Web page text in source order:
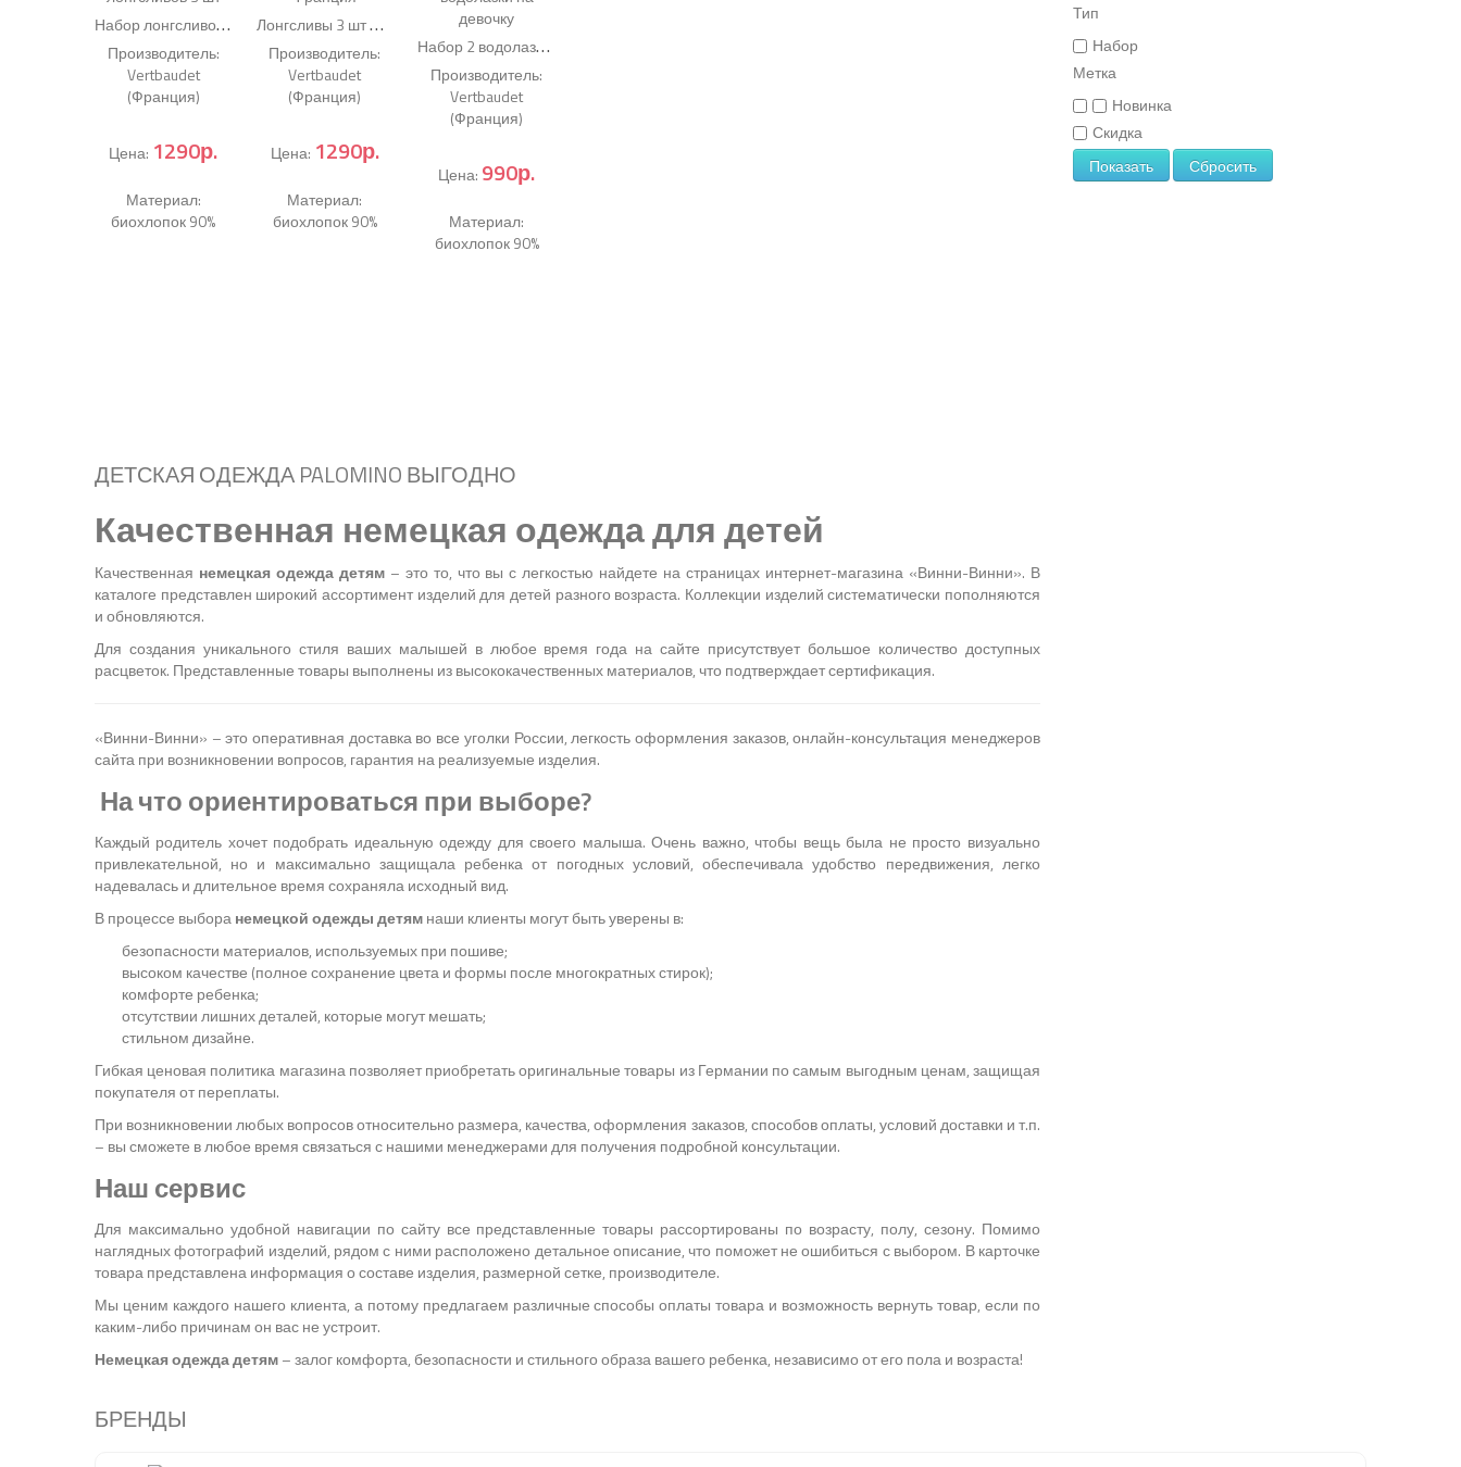
Н
абор лонгсливов 3 шт (Код:8184)
Производитель:
Vertbaudet
(Франция)
Цена: 1290р.
Материал:
биохлопок 90%
Л
онгсливы 3 шт Франция (Код:8126)
Производитель:
Vertbaudet
(Франция)
Цена: 1290р.
Материал:
биохлопок 90%
Н
абор 2 водолазки на девочку
Производитель:
Vertbaudet
(Франция)
Цена: 990р.
Материал:
биохлопок 90%
ДЕТСКАЯ ОДЕЖДА PALOMINO ВЫГОДНО
Качественная немецкая одежда для детей
Качественная немецкая одежда детям– это то, что вы с легкостью найдете на страницах интернет-магазина «Винни-Винни». В
каталоге представлен широкий ассортимент изделий для детей разного возраста. Коллекции изделий систематически пополняются
и обновляются.
Для создания уникального стиля ваших малышей в любое время года на сайте присутствует большое количество доступных
расцветок. Представленные товары выполнены из высококачественных материалов, что подтверждает сертификация.
«Винни-Винни» – это оперативная доставка во все уголки России, легкость оформления заказов, онлайн-консультация менеджеров
сайта при возникновении вопросов, гарантия на реализуемые изделия.
На что ориентироваться при выборе?
Каждый родитель хочет подобрать идеальную одежду для своего малыша. Очень важно, чтобы вещь была не просто визуально
привлекательной, но и максимально защищала ребенка от погодных условий, обеспечивала удобство передвижения, легко
надевалась и длительное время сохраняла исходный вид.
В процессе выборанемецкой одежды детямнаши клиенты могут быть уверены в:
безопасности материалов, используемых при пошиве;
высоком качестве (полное сохранение цвета и формы после многократных стирок);
комфорте ребенка;
отсутствии лишних деталей, которые могут мешать;
стильном дизайне.
Гибкая ценовая политика магазина позволяет приобретать оригинальные товары из Германии по самым выгодным ценам, защищая
покупателя от переплаты.
При возникновении любых вопросов относительно размера, качества, оформления заказов, способов оплаты, условий доставки и т.п.
– вы сможете в любое время связаться с нашими менеджерами для получения подробной консультации.
Наш сервис
Для максимально удобной навигации по сайту все представленные товары рассортированы по возрасту, полу, сезону. Помимо
наглядных фотографий изделий, рядом с ними расположено детальное описание, что поможет не ошибиться с выбором. В карточке
товара представлена информация о составе изделия, размерной сетке, производителе.
Мы ценим каждого нашего клиента, а потому предлагаем различные способы оплаты товара и возможность вернуть товар, если по
каким-либо причинам он вас не устроит.
Немецкая одежда детям– залог комфорта, безопасности и стильного образа вашего ребенка, независимо от его пола и возраста!
Тип
Набор
Метка
Новинка
Скидка
Показать Сбросить
БРЕНДЫ